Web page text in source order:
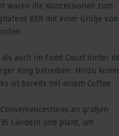
waren die Konzessionen zum
BER mit einer Größe von
auch im Food Court hinter
King betreiben. Hinzu
ist bereits mit einem Coffee
an großen
Ländern und plant, am